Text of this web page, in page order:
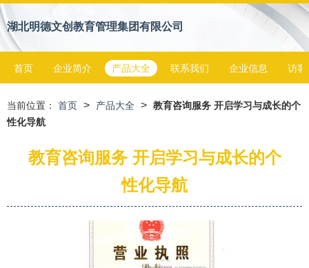
湖北明德文创教育管理集团有限公司
首页 企业简介 产品大全 联系我们 企业信息 访客
当前位置： 首页 > 产品大全 > 教育咨询服务 开启学习与成长的个
性化导航
教育咨询服务 开启学习与成长的个
性化导航